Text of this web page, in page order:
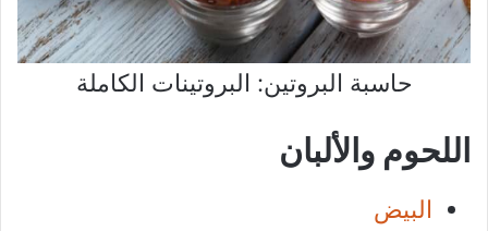
حاسبة البروتين: البروتينات الكاملة
اللحوم والألبان
البيض